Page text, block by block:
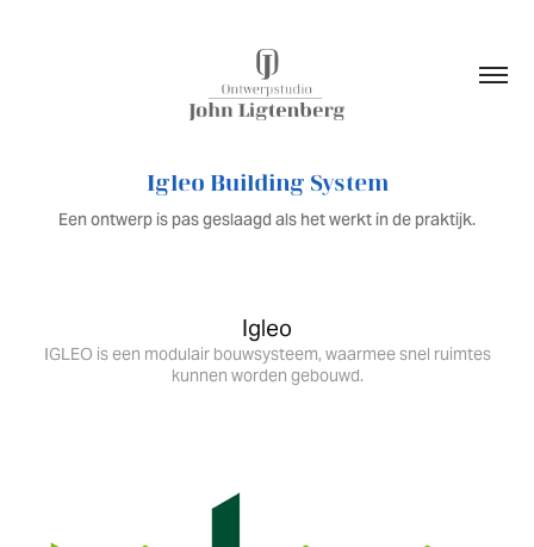
Igleo Building System
Een ontwerp is pas geslaagd als het werkt in de praktijk.
Igleo
IGLEO is een modulair bouwsysteem, waarmee snel ruimtes
kunnen worden gebouwd.